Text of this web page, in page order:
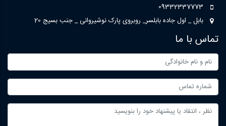
09332337773
بابل _ اول جاده بابلسر_ روبروی پارک نوشیروانی _ جنب بسیج 20
تماس با ما